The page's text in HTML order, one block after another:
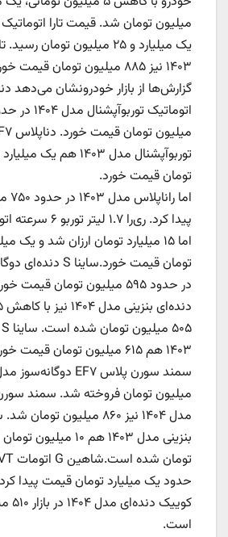
۱۴۰۳ نیز ۸۸۵ میلیون تومان قیمت خورده است.
تومان قیمت خورد.
۱۴۰۳ هم ۶۱۵ میلیون تومان
حدود یک میلیارد تومان قیمت پیدا
است.